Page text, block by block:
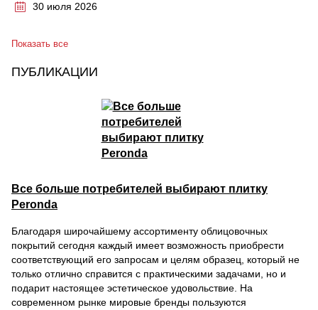
30 июля 2026
Показать все
ПУБЛИКАЦИИ
Все больше потребителей выбирают плитку
Peronda
Благодаря широчайшему ассортименту облицовочных
покрытий сегодня каждый имеет возможность приобрести
соответствующий его запросам и целям образец, который не
только отлично справится с практическими задачами, но и
подарит настоящее эстетическое удовольствие. На
современном рынке мировые бренды пользуются